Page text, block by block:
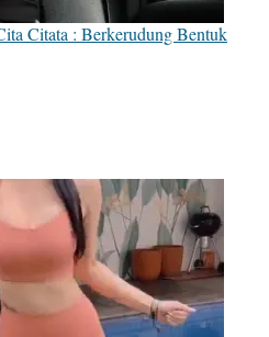
Citata : Berkerudung Bentuk